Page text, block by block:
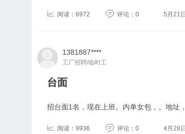
阅读：6972 评论：0 5月21日
1381887****
工厂招聘/临时工
台面
招台面1名，现在上班。内单女包，。地址
阅读：9936 评论：0 4月28日